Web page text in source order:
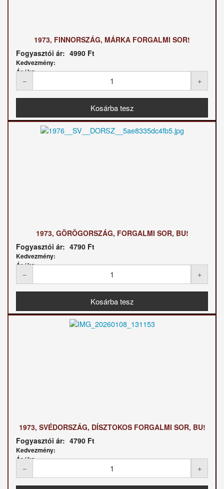
1973, FINNORSZÁG, MÁRKA FORGALMI SOR!
Fogyasztói ár: 4990 Ft
Kedvezmény:
Ár / kg:
1973, GÖRÖGORSZÁG, FORGALMI SOR, BU!
Fogyasztói ár: 4790 Ft
Kedvezmény:
Ár / kg:
1973, SVÉDORSZÁG, DÍSZTOKOS FORGALMI SOR, BU!
Fogyasztói ár: 4790 Ft
Kedvezmény:
Ár / kg: